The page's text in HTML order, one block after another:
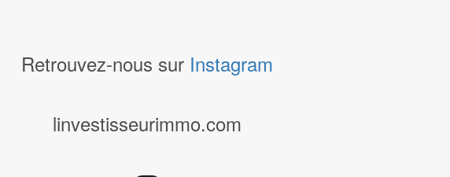
Retrouvez-nous sur Instagram
linvestisseurimmo.com